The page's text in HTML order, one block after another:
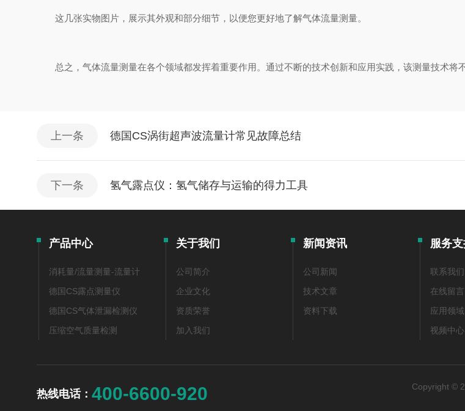
这几张实物图片，展示其外观和部分细节，以便您更好地了解气体流量测量。
总之，气体流量测量在各个领域都发挥着重要作用。通过不断的技术创新和应用实践，该测量技术将
上一条 德国CS涡街超声波流量计常见故障总结
下一条 氢气露点仪：氢气储存与运输的得力工具
产品中心
消耗量/流量测量-流量计
德国CS露点测量仪
德国CS气体泄漏检测仪
压缩空气质量检测
关于我们
公司简介
企业文化
资质荣誉
加入我们
新闻资讯
公司新闻
技术文章
资料下载
服务
联系我们
在线留言
应用领域
视频中心
热线电话： 400-6600-920 Copyright ©